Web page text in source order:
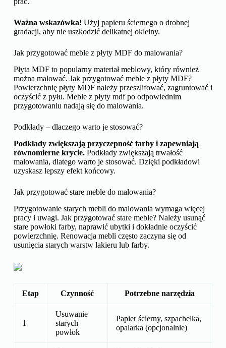
Ważna wskazówka! Użyj papieru ściernego o drobnej
gradacji, aby nie uszkodzić delikatnej okleiny.
Jak przygotować meble z płyty MDF do malowania?
Płyta MDF to popularny materiał meblowy, który również
można malować. Jak przygotować meble z płyty MDF?
Powierzchnię płyty MDF należy przeszlifować, zagruntować i
oczyścić z pyłu. Meble z płyty mdf po odpowiednim
przygotowaniu nadają się do malowania.
Podkłady – dlaczego warto je stosować?
Podkłady zwiększają przyczepność farby i zapewniają
równomierne krycie.Podkłady zwiększają trwałość
malowania, dlatego warto je stosować. Dzięki podkładowi
uzyskasz lepszy efekt końcowy.
Jak przygotować stare meble do malowania?
Przygotowanie starych mebli do malowania wymaga więcej
pracy i uwagi. Jak przygotować stare meble? Należy usunąć
stare powłoki farby, naprawić ubytki i dokładnie oczyścić
powierzchnię. Renowacja mebli często zaczyna się od
usunięcia starych warstw lakieru lub farby.
Etap Czynność Potrzebne narzędzia
1
Usuwanie
starych
powłok
Papier ścierny, szpachelka,
opalarka (opcjonalnie)